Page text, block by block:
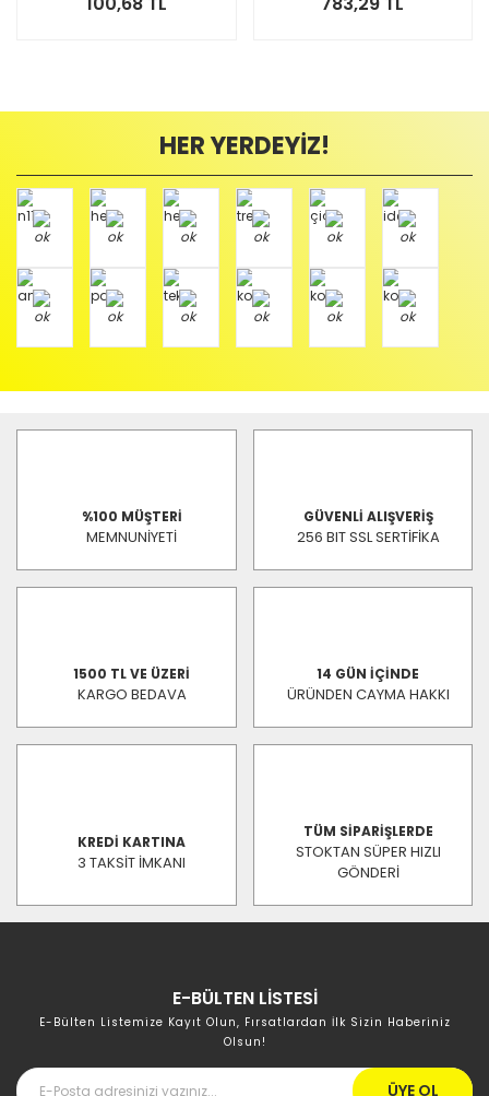
HER YERDEYİZ!
%100 MÜŞTERİ
MEMNUNİYETİ
GÜVENLİ ALIŞVERİŞ
256 BIT SSL SERTİFİKA
1500 TL VE ÜZERİ
KARGO BEDAVA
14 GÜN İÇİNDE
ÜRÜNDEN CAYMA HAKKI
KREDİ KARTINA
3 TAKSİT İMKANI
TÜM SİPARİŞLERDE
STOKTAN SÜPER HIZLI
GÖNDERİ
E-BÜLTEN LİSTESİ
E-Bülten Listemize Kayıt Olun, Fırsatlardan İlk Sizin Haberiniz
Olsun!
ÜYE OL